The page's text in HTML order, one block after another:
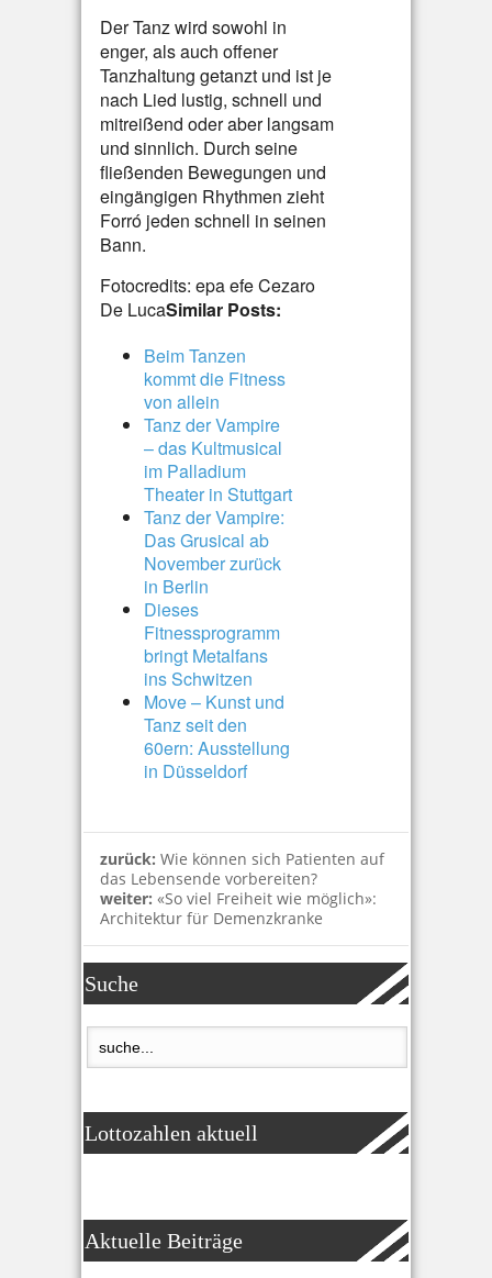
Der Tanz wird sowohl in
enger, als auch offener
Tanzhaltung getanzt und ist je
nach Lied lustig, schnell und
mitreißend oder aber langsam
und sinnlich. Durch seine
fließenden Bewegungen und
eingängigen Rhythmen zieht
Forró jeden schnell in seinen
Bann.
Fotocredits: epa efe Cezaro
De LucaSimilar Posts:
Beim Tanzen
kommt die Fitness
von allein
Tanz der Vampire
– das Kultmusical
im Palladium
Theater in Stuttgart
Tanz der Vampire:
Das Grusical ab
November zurück
in Berlin
Dieses
Fitnessprogramm
bringt Metalfans
ins Schwitzen
Move – Kunst und
Tanz seit den
60ern: Ausstellung
in Düsseldorf
zurück: Wie können sich Patienten auf
das Lebensende vorbereiten?
weiter: «So viel Freiheit wie möglich»:
Architektur für Demenzkranke
Suche
Lottozahlen aktuell
Aktuelle Beiträge